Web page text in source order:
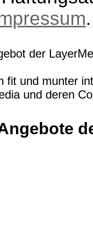
.
der
fit und munter
und deren